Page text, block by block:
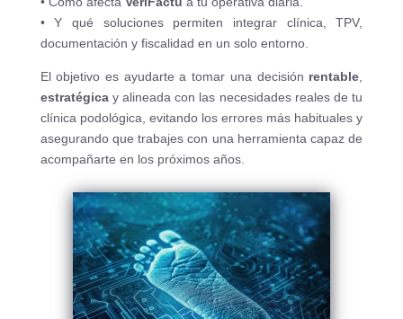
• Y qué soluciones permiten integrar clínica, TPV,
documentación y fiscalidad en un solo entorno.
El objetivo es ayudarte a tomar una decisión rentable,
estratégicay alineada con las necesidades reales de tu
clínica podológica, evitando los errores más habituales y
asegurando que trabajes con una herramienta capaz de
acompañarte en los próximos años.